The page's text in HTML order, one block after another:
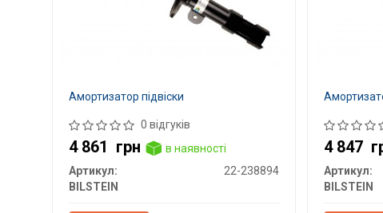
Амортизатор підвіски
0 відгуків
4 861 грн
в наявності
Артикул:
22-238894
BILSTEIN
4 847
Артикул:
BILSTEIN